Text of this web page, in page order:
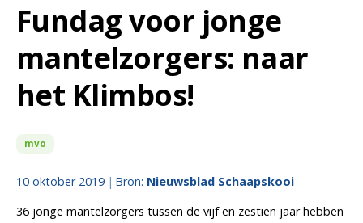
Fundag voor jonge
mantelzorgers: naar
het Klimbos!
mvo
10 oktober 2019 Bron: Nieuwsblad Schaapskooi
36 jonge mantelzorgers tussen de vijf en zestien jaar hebben